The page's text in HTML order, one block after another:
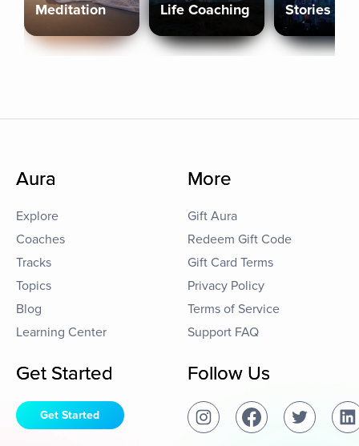
Meditation Life Coaching Stories
Aura
Explore
Coaches
Tracks
Topics
Blog
Learning Center
More
Gift Aura
Redeem Gift Code
Gift Card Terms
Privacy Policy
Terms of Service
Support FAQ
Get Started
Get Started
Follow Us